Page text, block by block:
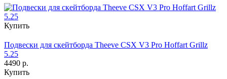
Купить
Подвески для скейтборда Theeve CSX V3 Pro Hoffart Grillz
5.25
4490 р.
Купить